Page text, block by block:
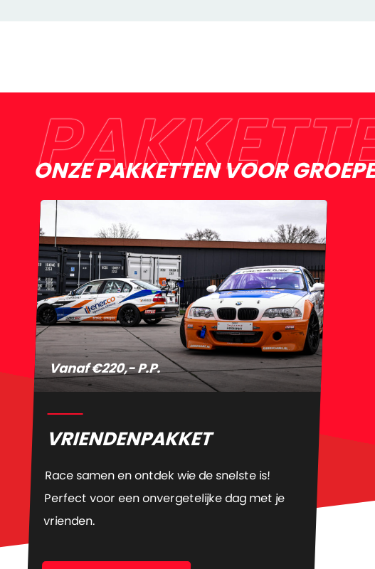
ONZE PAKKETTEN VOOR
Vanaf €220,- P.P.
VRIENDENPAKKET
Race samen en ontdek wie de snelste is!
Perfect voor een onvergetelijke dag met je
vrienden.